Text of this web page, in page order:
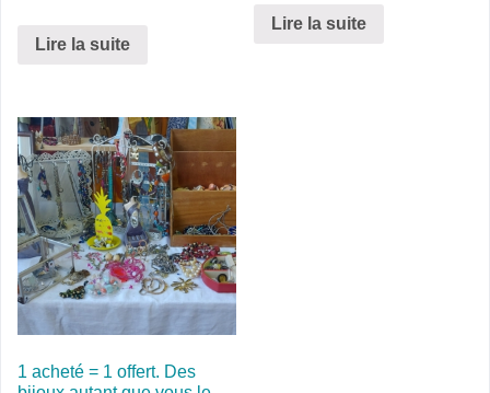
Lire la suite
Lire la suite
1 acheté = 1 offert. Des